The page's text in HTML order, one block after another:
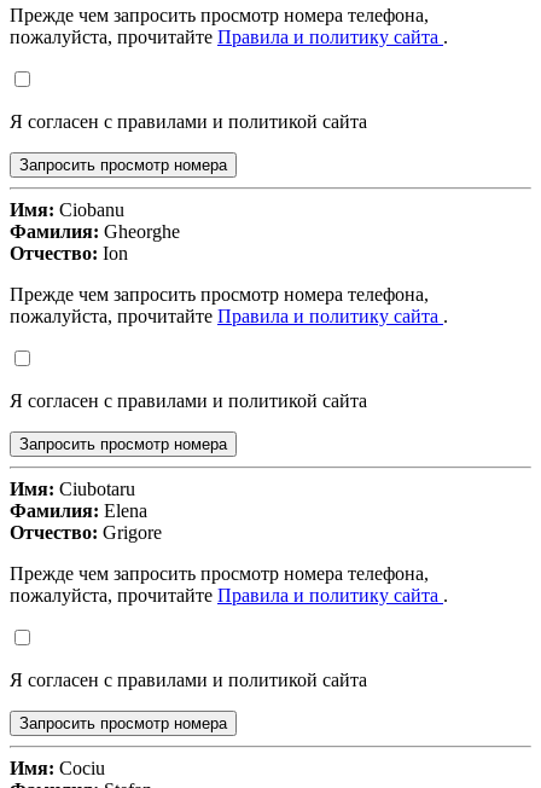
Прежде чем запросить просмотр номера телефона,
пожалуйста, прочитайте Правила и политику сайта .
Я согласен с правилами и политикой сайта
Запросить просмотр номера
Имя: Ciobanu
Фамилия: Gheorghe
Отчество: Ion
Прежде чем запросить просмотр номера телефона,
пожалуйста, прочитайте Правила и политику сайта .
Я согласен с правилами и политикой сайта
Запросить просмотр номера
Имя: Ciubotaru
Фамилия: Elena
Отчество: Grigore
Прежде чем запросить просмотр номера телефона,
пожалуйста, прочитайте Правила и политику сайта .
Я согласен с правилами и политикой сайта
Запросить просмотр номера
Имя: Cociu